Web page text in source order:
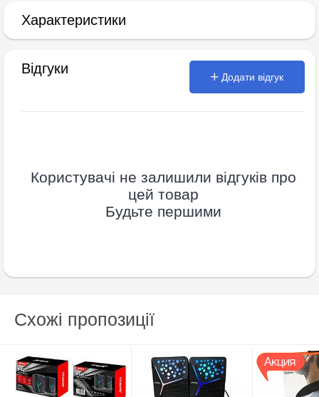
Характеристики
Відгуки
Додати відгук
Користувачі не залишили відгуків про
цей товар
Будьте першими
Схожі пропозиції